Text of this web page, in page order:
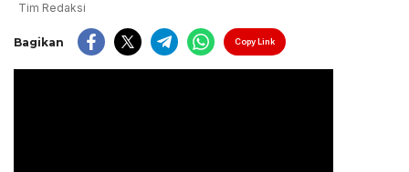
Tim Redaksi
Bagikan Copy Link